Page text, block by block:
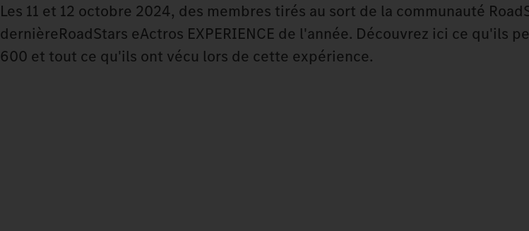
Les 11 et 12 octobre 2024, des membres tirés au sort de la communauté
dernièreRoadStars eActros EXPERIENCE de l'année. Découvrez ici ce qu'ils
600 et tout ce qu'ils ont vécu lors de cette expérience.